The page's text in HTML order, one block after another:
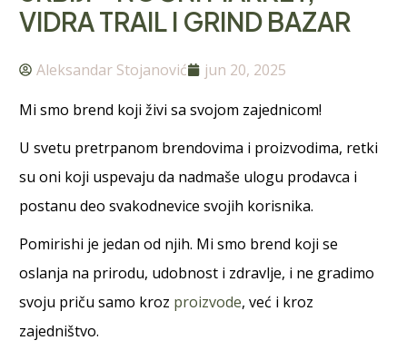
VIDRA TRAIL I GRIND BAZAR
Aleksandar Stojanović
jun 20, 2025
Mi smo brend koji živi sa svojom zajednicom!
U svetu pretrpanom brendovima i proizvodima, retki
su oni koji uspevaju da nadmaše ulogu prodavca i
postanu deo svakodnevice svojih korisnika.
Pomirishi je jedan od njih. Mi smo brend koji se
oslanja na prirodu, udobnost i zdravlje, i ne gradimo
svoju priču samo kroz proizvode, već i kroz
zajedništvo.